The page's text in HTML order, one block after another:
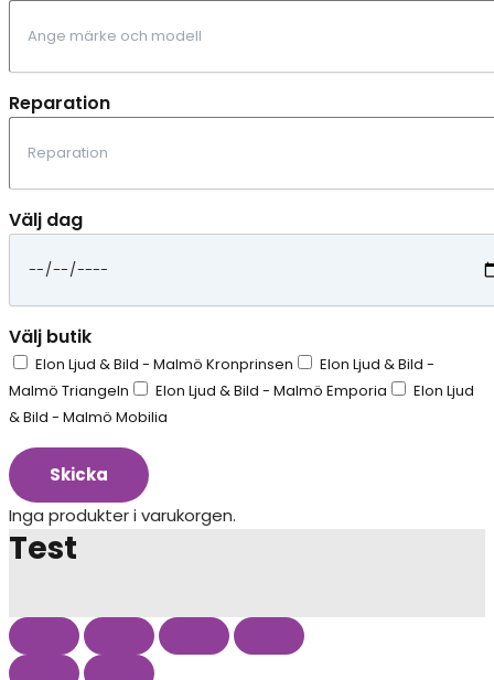
Reparation
Välj dag
Välj butik
Elon Ljud & Bild - Malmö Kronprinsen
Elon Ljud & Bild -
Malmö Triangeln
Elon Ljud & Bild - Malmö Emporia
Elon Ljud
& Bild - Malmö Mobilia
Skicka
Inga produkter i varukorgen.
Test